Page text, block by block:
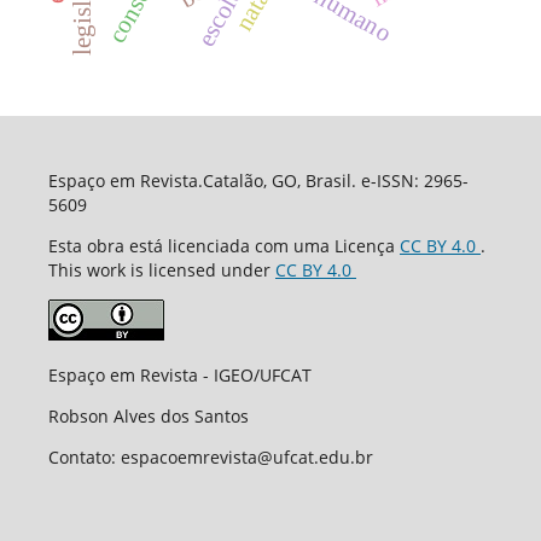
escola
Espaço em Revista.Catalão, GO, Brasil. e-ISSN: 2965-
5609
Esta obra está licenciada com uma Licença CC BY 4.0 .
This work is licensed under CC BY 4.0
Espaço em Revista - IGEO/UFCAT
Robson Alves dos Santos
Contato: espacoemrevista@ufcat.edu.br